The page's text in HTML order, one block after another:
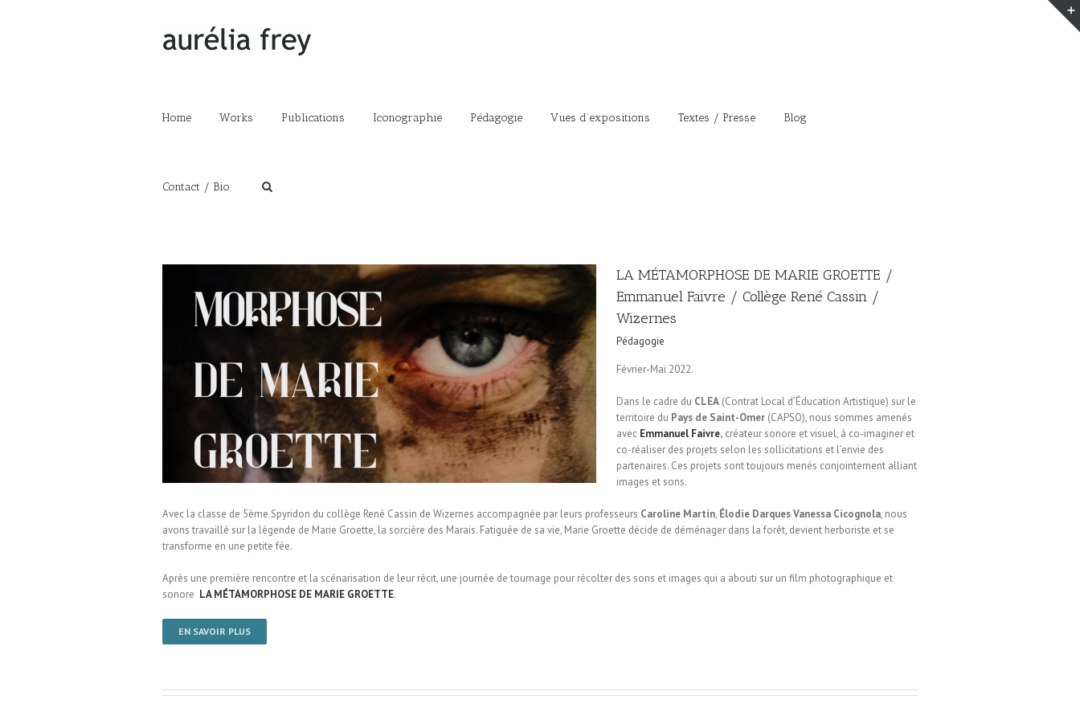
Home Works Publications Iconographie Pédagogie Vues d’expositions Textes / Presse Blog
Contact / Bio
LA MÉTAMORPHOSE DE MARIE GROETTE /
Emmanuel Faivre / Collège René Cassin /
Wizernes
Pédagogie
Février-Mai 2022.
Dans le cadre du CLEA (Contrat Local d’Éducation Artistique) sur le
territoire du Pays de Saint-Omer (CAPSO), nous sommes amenés
avec Emmanuel Faivre, créateur sonore et visuel, à co-imaginer et
co-réaliser des projets selon les sollicitations et l’envie des
partenaires. Ces projets sont toujours menés conjointement alliant
images et sons.
Avec la classe de 5ème Spyridon du collège René Cassin de Wizernes accompagnée par leurs professeurs Caroline Martin, Élodie DarquesVanessa Cicognola, nous
avons travaillé sur la légende de Marie Groette, la sorcière des Marais. Fatiguée de sa vie, Marie Groette décide de déménager dans la forêt, devient herboriste et se
transforme en une petite fée.
Après une première rencontre et la scénarisation de leur récit, une journée de tournage pour récolter des sons et images qui a abouti sur un film photographique et
sonore LA MÉTAMORPHOSE DE MARIE GROETTE.
EN SAVOIR PLUS